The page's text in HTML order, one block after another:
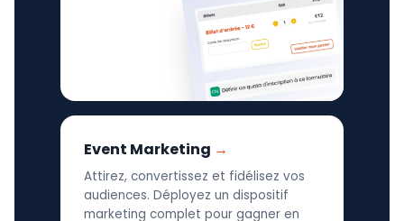
Event Marketing
Attirez, convertissez et fidélisez vos
audiences. Déployez un dispositif
marketing complet pour gagner en